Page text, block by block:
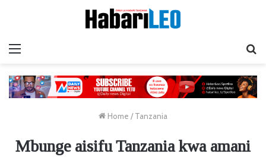
Home / Tanzania
Mbunge aisifu Tanzania kwa amani